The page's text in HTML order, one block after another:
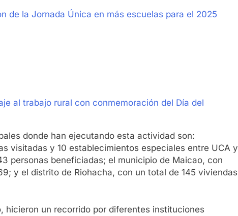
de la Jornada Única en más escuelas para el 2025
al trabajo rural con conmemoración del Día del
donde han ejecutando esta actividad son:
visitadas y 10 establecimientos especiales entre UCA y
personas beneficiadas; el municipio de Maicao, con
y el distrito de Riohacha, con un total de 145 viviendas
hicieron un recorrido por diferentes instituciones